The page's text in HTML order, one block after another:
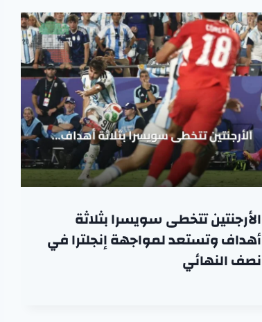
الأرجنتين تتخطى سويسرا بثلاثة
أهداف وتستعد لمواجهة إنجلترا في
نصف النهائي